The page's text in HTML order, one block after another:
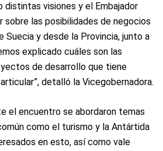
distintas visiones y el Embajador
sobre las posibilidades de negocios
Suecia y desde la Provincia, junto a
explicado cuáles son las
de desarrollo que tiene
detalló la Vicegobernadora.
el encuentro se abordaron temas
como el turismo y la Antártida
en esto, así como vale